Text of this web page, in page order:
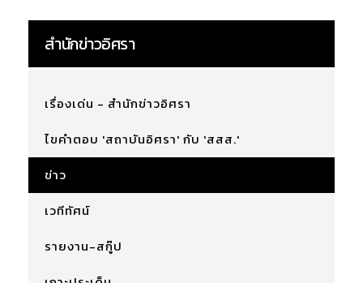
สำนักข่าวอิศรา
เรื่องเด่น - สำนักข่าวอิศรา
ไขคำตอบ 'สถาบันอิศรา' กับ 'สสส.'
ข่าว
เวทีทัศน์
รายงาน-สกู๊ป